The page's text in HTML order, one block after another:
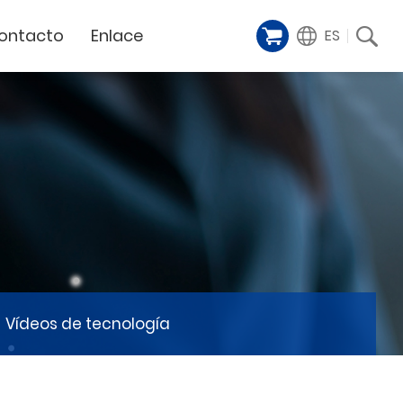
Cortador Láser
Galería de
muestras
Vídeos de
presentación
Historias de éxito
Milestoens
Hitos de la empresa
Hito del producto
Noticias / Eventos
distribuidor
Enlace
Financing Service
GCC Web Shop
ES
Vídeos de tecnología